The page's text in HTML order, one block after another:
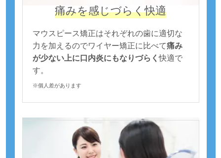
痛みを感じづらく快適
マウスピース矯正はそれぞれの歯に適切な
力を加えるのでワイヤー矯正に比べて痛み
が少ない上に口内炎にもなりづらく快適で
す。
※個人差があります